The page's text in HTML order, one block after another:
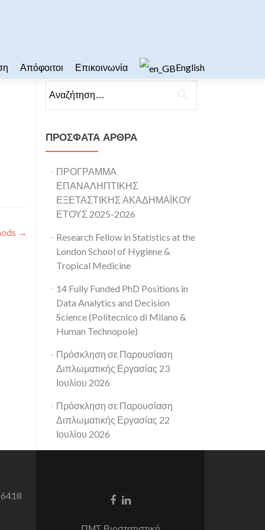
Απόφοιτοι Επικοινωνία English
→
ΠΡΌΣΦΑΤΑ ΆΡΘΡΑ
ΠΡΟΓΡΑΜΜΑ
ΕΠΑΝΑΛΗΠΤΙΚΗΣ
ΕΞΕΤΑΣΤΙΚΗΣ ΑΚΑΔΗΜΑΪΚΟΥ
ΕΤΟΥΣ 2025-2026
Research Fellow in Statistics at the
London School of Hygiene &
Tropical Medicine
14 Fully Funded PhD Positions in
Data Analytics and Decision
Science (Politecnico di Milano &
Human Technopole)
Πρόσκληση σε Παρουσίαση
Διπλωματικής Εργασίας 23
Ιουλίου 2026
Πρόσκληση σε Παρουσίαση
Διπλωματικής Εργασίας 22
Ιουλίου 2026
Facebook
Linkedin